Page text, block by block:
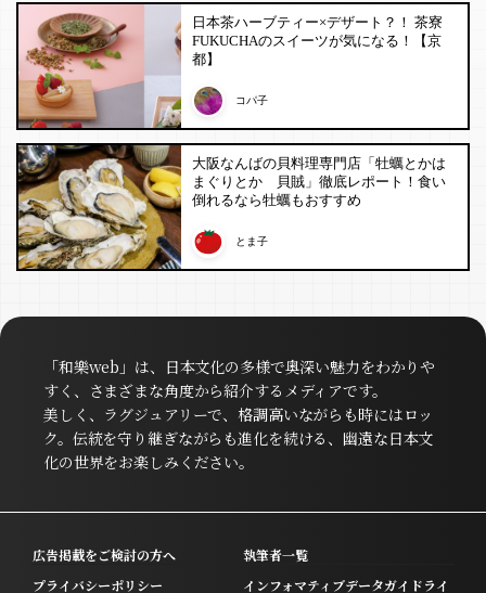
日本茶ハーブティー×デザート？！ 茶寮
FUKUCHAのスイーツが気になる！【京
都】
コパ子
大阪なんばの貝料理専門店「牡蠣とかは
まぐりとか 貝賊」徹底レポート！食い
倒れるなら牡蠣もおすすめ
とま子
「和樂web」は、日本文化の多様で奥深い魅力をわかりや
すく、さまざまな角度から紹介するメディアです。
美しく、ラグジュアリーで、格調高いながらも時にはロッ
ク。伝統を守り継ぎながらも進化を続ける、幽遠な日本文
化の世界をお楽しみください。
広告掲載をご検討の方へ
執筆者一覧
プライバシーポリシー
インフォマティブデータガイドライ